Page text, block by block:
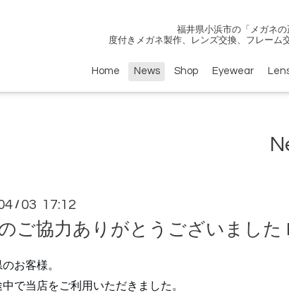
福井県小浜市の「メガネの
度付きメガネ製作、レンズ交換、フレーム
Home News Shop Eyewear
/ 03 17:12
ご協力ありがとうございました
お客様。
で当店をご利用いただきました。